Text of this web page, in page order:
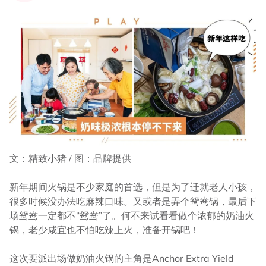
文：精致小猪 / 图：品牌提供
新年期间火锅是不少家庭的首选，但是为了迁就老人小孩，
很多时候没办法吃麻辣口味。又或者是弄个鸳鸯锅，最后下
场鸳鸯一定都不“鸳鸯”了。何不来试看看做个浓郁的奶油火
锅，老少咸宜也不怕吃辣上火，准备开锅吧！
这次要派出场做奶油火锅的主角是Anchor Extra Yield